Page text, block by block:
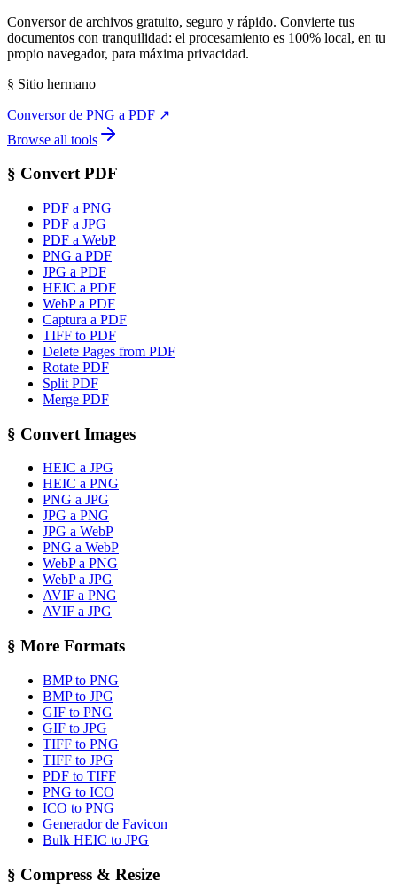
Conversor de archivos gratuito, seguro y rápido. Convierte tus
documentos con tranquilidad: el procesamiento es 100% local, en tu
propio navegador, para máxima privacidad.
§ Sitio hermano
Conversor de PNG a PDF ↗
Browse all tools
§ Convert PDF
PDF a PNG
PDF a JPG
PDF a WebP
PNG a PDF
JPG a PDF
HEIC a PDF
WebP a PDF
Captura a PDF
TIFF to PDF
Delete Pages from PDF
Rotate PDF
Split PDF
Merge PDF
§ Convert Images
HEIC a JPG
HEIC a PNG
PNG a JPG
JPG a PNG
JPG a WebP
PNG a WebP
WebP a PNG
WebP a JPG
AVIF a PNG
AVIF a JPG
§ More Formats
BMP to PNG
BMP to JPG
GIF to PNG
GIF to JPG
TIFF to PNG
TIFF to JPG
PDF to TIFF
PNG to ICO
ICO to PNG
Generador de Favicon
Bulk HEIC to JPG
§ Compress & Resize